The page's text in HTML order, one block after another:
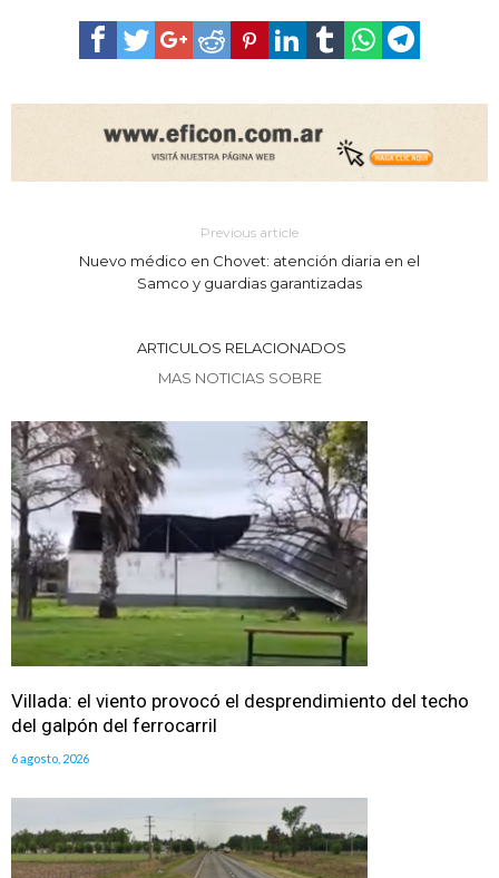
Previous article
Nuevo médico en Chovet: atención diaria en el
Samco y guardias garantizadas
ARTICULOS RELACIONADOS
MAS NOTICIAS SOBRE
Villada: el viento provocó el desprendimiento del techo
del galpón del ferrocarril
6 agosto, 2026